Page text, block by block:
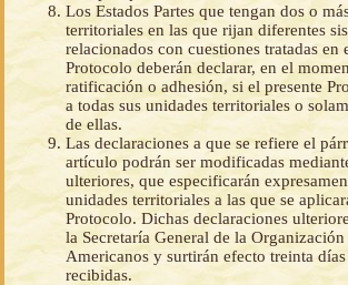
Los Estados Partes que tengan dos o
territoriales en las que rijan diferentes
relacionados con cuestiones tratadas en
Protocolo deberán declarar, en el
ratificación o adhesión, si el presente
a todas sus unidades territoriales o
de ellas.
Las declaraciones a que se refiere el
artículo podrán ser modificadas
ulteriores, que especificarán
unidades territoriales a las que se
Protocolo. Dichas declaraciones
la Secretaría General de la
Americanos y surtirán efecto treinta días
recibidas.